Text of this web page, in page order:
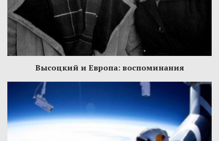
Высоцкий и Европа: воспоминания